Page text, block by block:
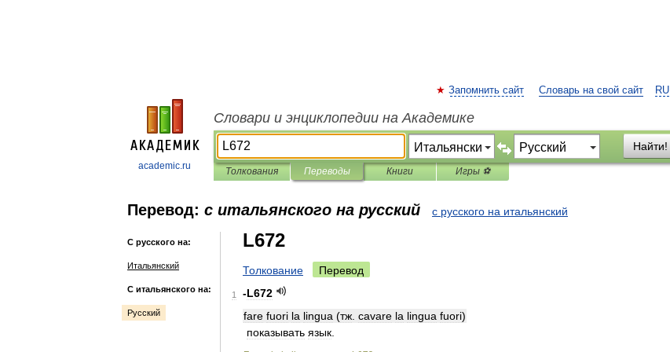
academic.ru
RU
Запомнить сайт Словарь на свой сайт
Словари и энциклопедии на Академике
Найти!
Толкования Переводы Книги Игры ⚽
Перевод: с итальянского на русский с русского на итальянский
С русского на:
Итальянский
С итальянского на:
Русский
L672
Толкование Перевод
1 -L672
fare fuori la lingua (тж cavare la lingua fuori)
показывать язык